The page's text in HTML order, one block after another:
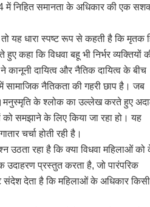
में निहित समानता के अधिकार की एक
यह धारा स्पष्ट रूप से कहती है कि मृतक
कहा कि विधवा बहू भी निर्भर व्यक्तियों
कानूनी दायित्व और नैतिक दायित्व के बीच
सामाजिक नैतिकता की गहरी छाप है। जब
के श्लोक का उल्लेख करते हुए
को समझाने के लिए किया जा रहा हो। यह
चर्चा होती रही है।
उठता रहा है कि क्या विधवा महिलाओं
उदाहरण प्रस्तुत करता है, जो पारंपरिक
देता है कि महिलाओं के अधिकार किसी